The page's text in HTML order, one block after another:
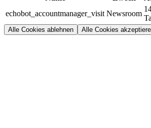
echobot_accountmanager_visit Newsroom
Alle Cookies ablehnen Alle Cookies